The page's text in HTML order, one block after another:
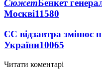
СюжетБенкет
Москві11580
ЄС відзавтра змінює
України10065
Читати коментарі